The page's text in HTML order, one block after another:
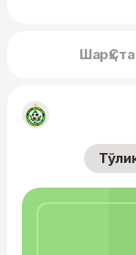
Шарҳ